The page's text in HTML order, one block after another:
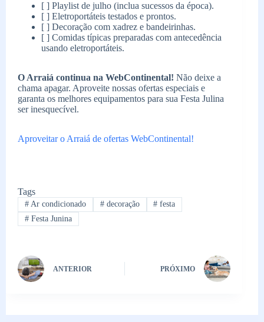
[ ] Playlist de julho (inclua sucessos da época).
[ ] Eletroportáteis testados e prontos.
[ ] Decoração com xadrez e bandeirinhas.
[ ] Comidas típicas preparadas com antecedência
usando eletroportáteis.
O Arraiá continua na WebContinental! Não deixe a
chama apagar. Aproveite nossas ofertas especiais e
garanta os melhores equipamentos para sua Festa Julina
ser inesquecível.
Aproveitar o Arraiá de ofertas WebContinental!
Tags
#Ar condicionado #decoração # festa
#Festa Junina
ANTERIOR PRÓXIMO